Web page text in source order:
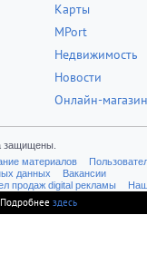
Карты
MPort
Недвижимость
Новости
Онлайн-магазин
материалов
данных
Вакансии
продаж digital рекламы
Подробнее здесь